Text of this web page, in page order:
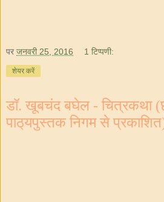
पर जनवरी 25, 2016 1 टिप्पणी:
शेयर करें
डॉ. खूबचंद बघेल - चित्रकथा
पाठ्‌यपुस्तक निगम से